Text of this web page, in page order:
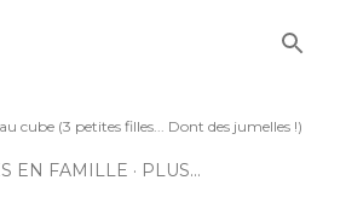
cube (3 petites filles... Dont des jumelles !)
EN FAMILLE PLUS…